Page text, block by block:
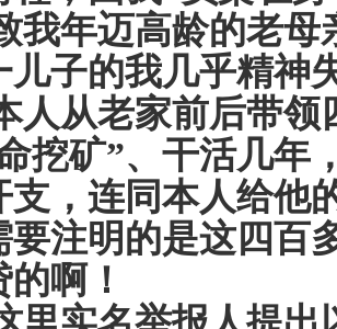
我年迈高龄的老
儿子的我几乎精神
人从老家前后带
挖矿”、干活几年
支，连同本人给他
要注明的是这四百
啊！